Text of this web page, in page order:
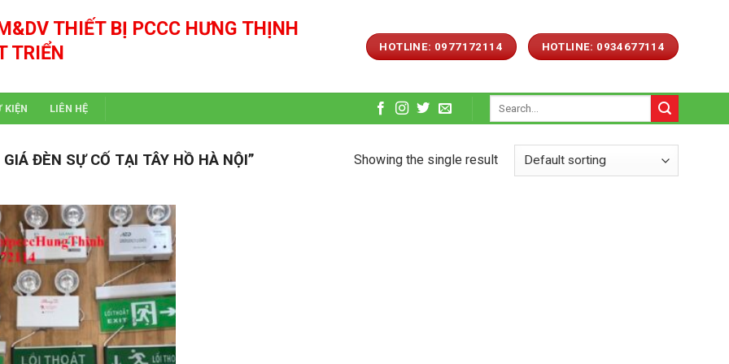
THIẾT BỊ PCCC HƯNG THỊNH
TRIỂN
HOTLINE: 0977172114 HOTLINE: 0934677114
KIỆN LIÊN HỆ
ĐÈN SỰ CỐ TẠI TÂY HỒ HÀ NỘI” Showing the single result